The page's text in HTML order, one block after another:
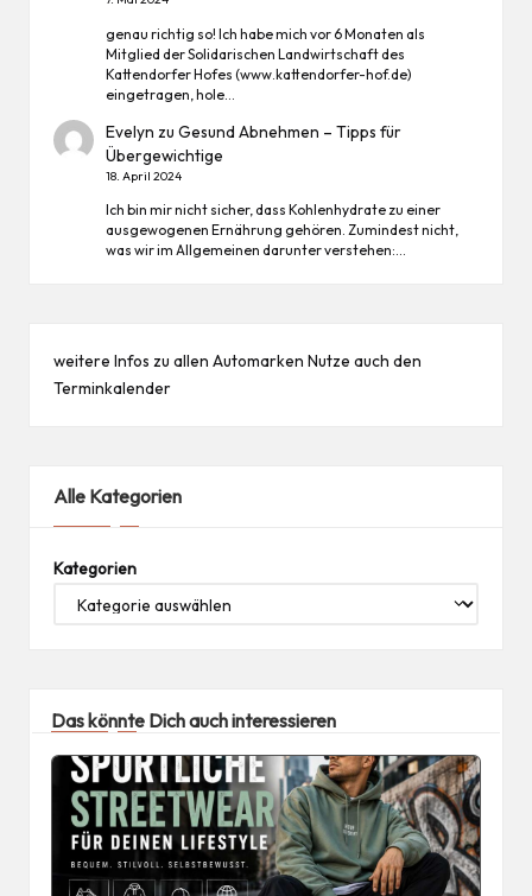
genau richtig so! Ich habe mich vor 6 Monaten als
Mitglied der Solidarischen Landwirtschaft des
Kattendorfer Hofes (www.kattendorfer-hof.de)
eingetragen, hole…
Evelyn zuGesund Abnehmen – Tipps für
Übergewichtige
18. April 2024
Ich bin mir nicht sicher, dass Kohlenhydrate zu einer
ausgewogenen Ernährung gehören. Zumindest nicht,
was wir im Allgemeinen darunter verstehen:…
weitere Infos zu allen Automarken Nutze auch den
Terminkalender
Alle Kategorien
Kategorien
Das könnte Dich auch interessieren